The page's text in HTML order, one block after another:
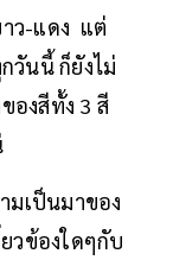
ว-แดง แต่
วันนี้ ก็ยังไม่
องสีทั้ง 3 สี
มเป็นมาของ
วข้องใดๆกับ